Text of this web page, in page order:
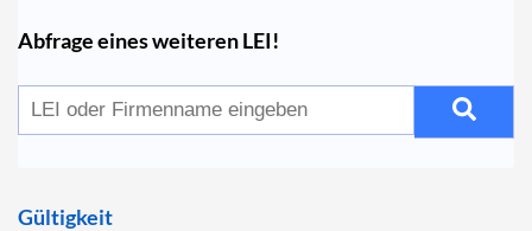
Abfrage eines weiteren LEI!
Gültigkeit